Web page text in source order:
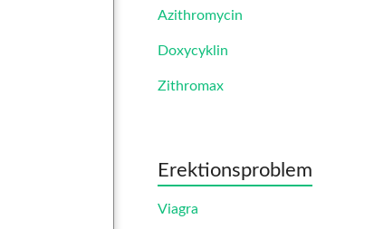
Azithromycin
Doxycyklin
Zithromax
Erektionsproblem
Viagra